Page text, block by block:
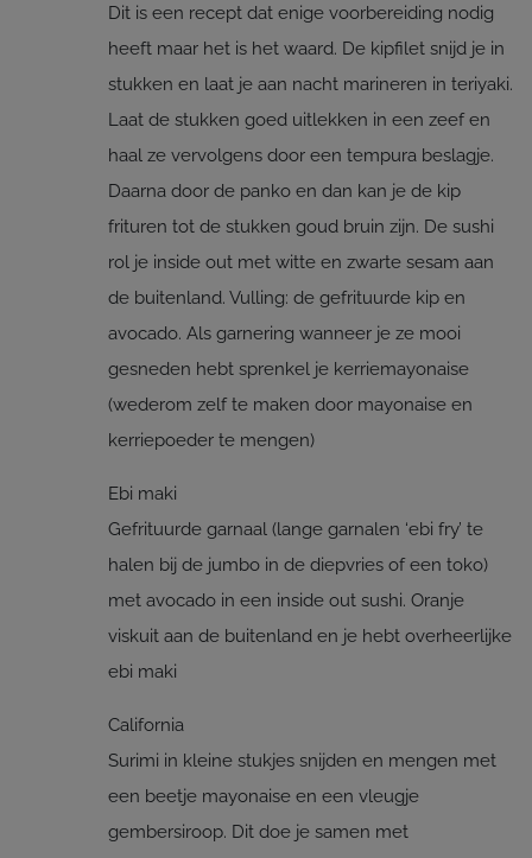
Dit is een recept dat enige voorbereiding nodig
heeft maar het is het waard. De kipfilet snijd je in
stukken en laat je aan nacht marineren in teriyaki.
Laat de stukken goed uitlekken in een zeef en
haal ze vervolgens door een tempura beslagje.
Daarna door de panko en dan kan je de kip
frituren tot de stukken goud bruin zijn. De sushi
rol je inside out met witte en zwarte sesam aan
de buitenland. Vulling: de gefrituurde kip en
avocado. Als garnering wanneer je ze mooi
gesneden hebt sprenkel je kerriemayonaise
(wederom zelf te maken door mayonaise en
kerriepoeder te mengen)
Ebi maki
Gefrituurde garnaal (lange garnalen ‘ebi fry’ te
halen bij de jumbo in de diepvries of een toko)
met avocado in een inside out sushi. Oranje
viskuit aan de buitenland en je hebt overheerlijke
ebi maki
California
Surimi in kleine stukjes snijden en mengen met
een beetje mayonaise en een vleugje
gembersiroop. Dit doe je samen met